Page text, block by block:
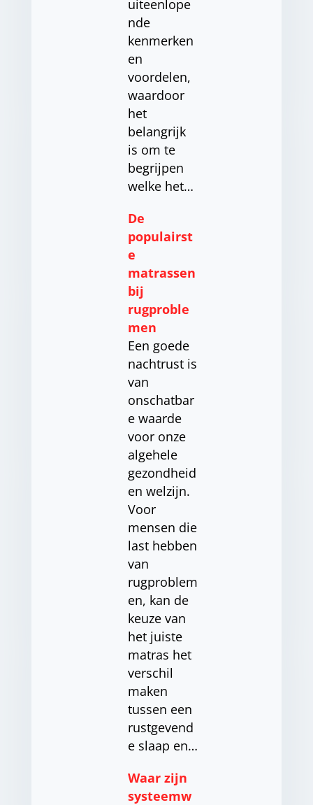
uiteenlope
nde
kenmerken
en
voordelen,
waardoor
het
belangrijk
is om te
begrijpen
welke het…
De
populairst
e
matrassen
bij
rugproble
men
Een goede
nachtrust is
van
onschatbar
e waarde
voor onze
algehele
gezondheid
en welzijn.
Voor
mensen die
last hebben
van
rugproblem
en, kan de
keuze van
het juiste
matras het
verschil
maken
tussen een
rustgevend
e slaap en…
Waar zijn
systeemw